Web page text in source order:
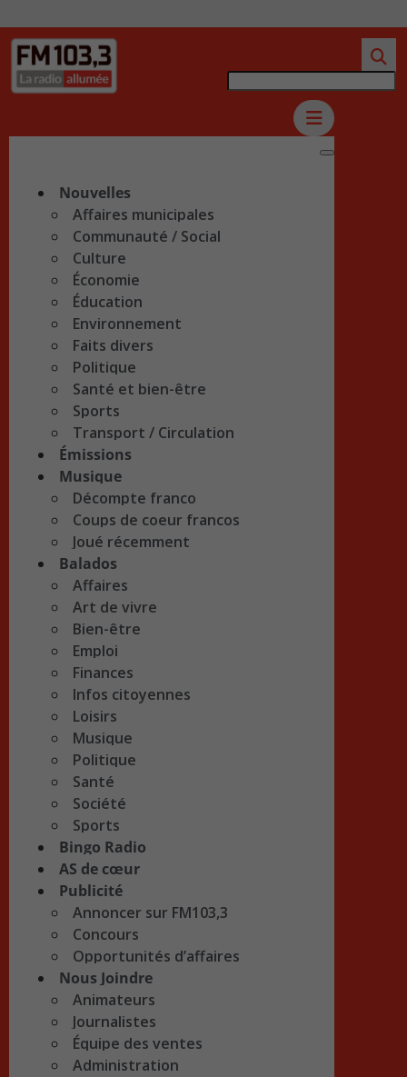
Nouvelles
Affaires municipales
Communauté / Social
Culture
Économie
Éducation
Environnement
Faits divers
Politique
Santé et bien-être
Sports
Transport / Circulation
Émissions
Musique
Décompte franco
Coups de coeur francos
Joué récemment
Balados
Affaires
Art de vivre
Bien-être
Emploi
Finances
Infos citoyennes
Loisirs
Musique
Politique
Santé
Société
Sports
Bingo Radio
AS de cœur
Publicité
Annoncer sur FM103,3
Concours
Opportunités d’affaires
Nous Joindre
Animateurs
Journalistes
Équipe des ventes
Administration